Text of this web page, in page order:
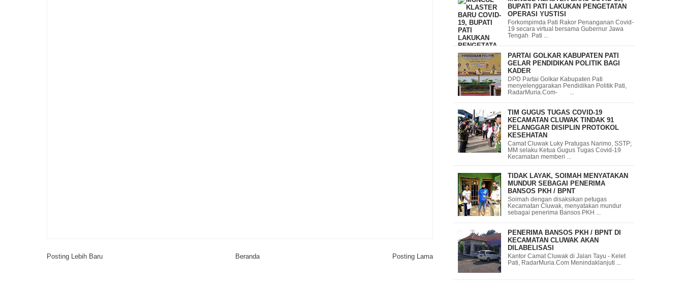
Posting Lebih Baru Posting Lama
Beranda
BUPATI PATI LAKUKAN PENGETATAN
OPERASI YUSTISI
Forkompimda Pati Rakor Penanganan Covid-
19 secara virtual bersama Gubernur Jawa
Tengah Pati ...
PARTAI GOLKAR KABUPATEN PATI
GELAR PENDIDIKAN POLITIK BAGI
KADER
DPD Partai Golkar Kabupaten Pati
menyelenggarakan Pendidikan Politik Pati,
RadarMuria.Com- ...
TIM GUGUS TUGAS COVID-19
KECAMATAN CLUWAK TINDAK 91
PELANGGAR DISIPLIN PROTOKOL
KESEHATAN
Camat Cluwak Luky Pratugas Narimo, SSTP;
MM selaku Ketua Gugus Tugas Covid-19
Kecamatan memberi ...
TIDAK LAYAK, SOIMAH MENYATAKAN
MUNDUR SEBAGAI PENERIMA
BANSOS PKH / BPNT
Soimah dengan disaksikan petugas
Kecamatan Cluwak, menyatakan mundur
sebagai penerima Bansos PKH ...
PENERIMA BANSOS PKH / BPNT DI
KECAMATAN CLUWAK AKAN
DILABELISASI
Kantor Camat Cluwak di Jalan Tayu - Kelet
Pati, RadarMuria.Com Menindaklanjuti ...